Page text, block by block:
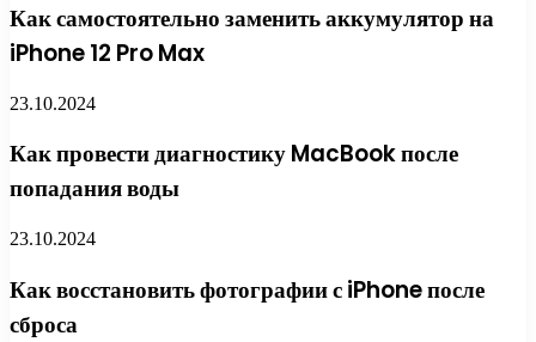
Как самостоятельно заменить аккумулятор на
iPhone 12 Pro Max
23.10.2024
Как провести диагностику MacBook после
попадания воды
23.10.2024
Как восстановить фотографии с iPhone после
сброса